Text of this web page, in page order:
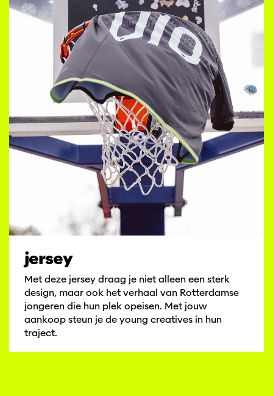
jersey
Met deze jersey draag je niet alleen een sterk
design, maar ook het verhaal van Rotterdamse
jongeren die hun plek opeisen. Met jouw
aankoop steun je de young creatives in hun
traject.